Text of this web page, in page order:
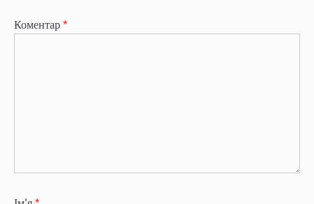
Коментар *